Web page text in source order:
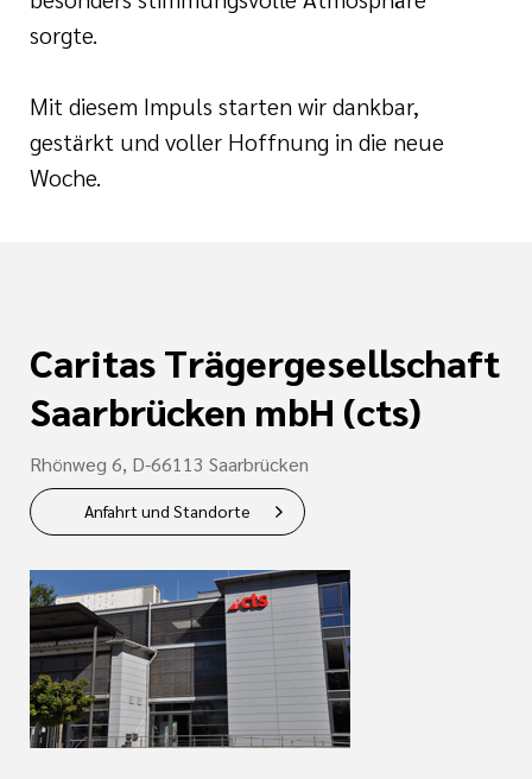
sorgte.
Mit diesem Impuls starten wir dankbar,
gestärkt und voller Hoffnung in die neue
Woche.
Caritas Trägergesellschaft
Saarbrücken mbH (cts)
Rhönweg 6, D-66113 Saarbrücken
Anfahrt und Standorte